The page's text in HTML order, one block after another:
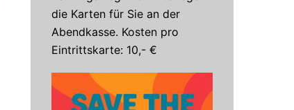
die Karten für Sie an der
Abendkasse. Kosten pro
Eintrittskarte: 10,- €